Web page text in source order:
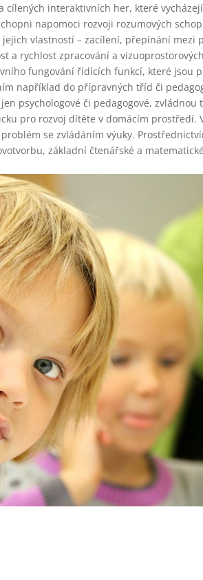
cílených interaktivních her, které
napomoci rozvoji rozumových
vlastností – zacílení, přepínání mezi
a rychlost zpracování a
fungování řídících funkcí, které jsou
například do přípravných tříd či
psychologové či pedagogové, zvládnou
pro rozvoj dítěte v domácím prostředí.
se zvládáním výuky.
základní čtenářské a matematické